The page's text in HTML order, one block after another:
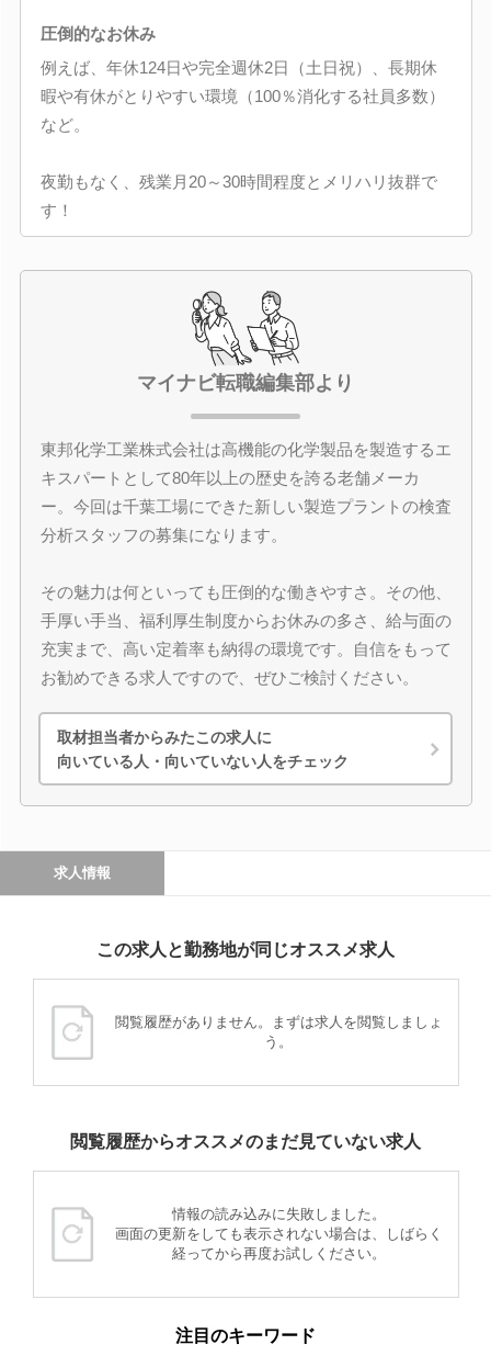
圧倒的なお休み
例えば、年休124日や完全週休2日（土日祝）、長期休
暇や有休がとりやすい環境（100％消化する社員多数）
など。
夜勤もなく、残業月20～30時間程度とメリハリ抜群で
す！
マイナビ転職編集部より
東邦化学工業株式会社は高機能の化学製品を製造するエ
キスパートとして80年以上の歴史を誇る老舗メーカ
ー。今回は千葉工場にできた新しい製造プラントの検査
分析スタッフの募集になります。
その魅力は何といっても圧倒的な働きやすさ。その他、
手厚い手当、福利厚生制度からお休みの多さ、給与面の
充実まで、高い定着率も納得の環境です。自信をもって
お勧めできる求人ですので、ぜひご検討ください。
取材担当者からみたこの求人に
向いている人・向いていない人をチェック
求人情報
この求人と勤務地が同じオススメ求人
閲覧履歴がありません。まずは求人を閲覧しましょ
う。
閲覧履歴からオススメのまだ見ていない求人
情報の読み込みに失敗しました。
画面の更新をしても表示されない場合は、しばらく
経ってから再度お試しください。
注目のキーワード